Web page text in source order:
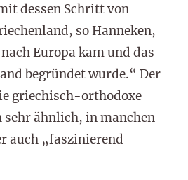
dessen Schritt von
so Hanneken,
Europa kam und das
begründet wurde.“ Der
griechisch-orthodoxe
sehr ähnlich, in manchen
auch „faszinierend